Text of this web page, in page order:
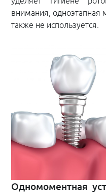
внимания, одноэтапная
также не используется.
Одномоментная